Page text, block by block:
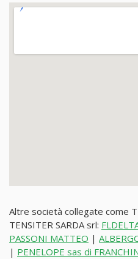
Altre società collegate come
TENSITER SARDA srl:
PASSONI MATTEO |
| PENELOPE sas di